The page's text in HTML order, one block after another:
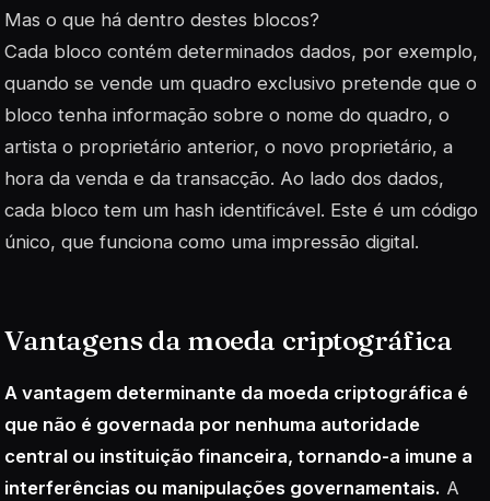
Mas o que há dentro destes blocos?
Cada bloco contém determinados dados, por exemplo,
quando se vende um quadro exclusivo pretende que o
bloco tenha informação sobre o nome do quadro, o
artista o proprietário anterior, o novo proprietário, a
hora da venda e da transacção. Ao lado dos dados,
cada bloco tem um hash identificável. Este é um código
único, que funciona como uma impressão digital.
Vantagens da moeda criptográfica
A vantagem determinante da moeda criptográfica é
que não é governada por nenhuma autoridade
central ou instituição financeira, tornando-a imune a
interferências ou manipulações governamentais. A